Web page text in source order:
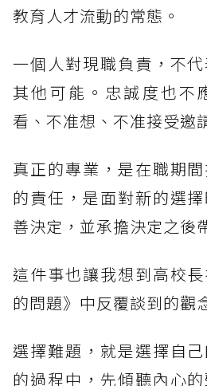
教育人才流動的常態。
一個人對現職負責，不
其他可能。忠誠度也不
看、不准想、不准接受邀
真正的專業，是在職期
的責任，是面對新的選
善決定，並承擔決定之後
這件事也讓我想到高校
的問題》中反覆談到的觀
選擇難題，就是選擇自
的過程中，先傾聽內心